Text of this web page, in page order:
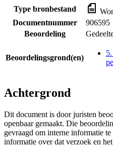
Type bronbestand
Documentnummer
906595
Beoordeling
Beoordelingsgrond(en)
Achtergrond
Dit document is door juristen
openbaar gemaakt. Die
gevraagd om interne informatie
informatie over dat verzoek en